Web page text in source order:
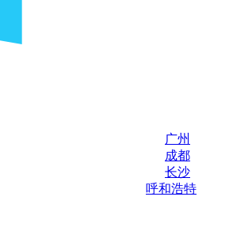
广州
成都
长沙
呼和浩特